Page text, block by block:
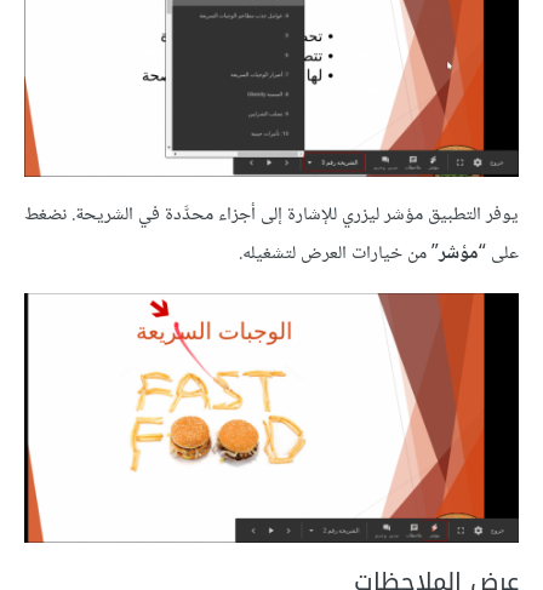
يوفر التطبيق مؤشر ليزري للإشارة إلى أجزاء محدَّدة في الشريحة. نضغط
على “مؤشر” من خيارات العرض لتشغيله.